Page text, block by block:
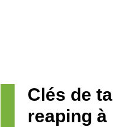
Clés de
reaping à